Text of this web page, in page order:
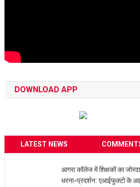
DOWNLOAD APP
LATEST NEWS
आगरा कॉलेज में शिक्षकों का
धरना-प्रदर्शन: एआईफुक्टो के